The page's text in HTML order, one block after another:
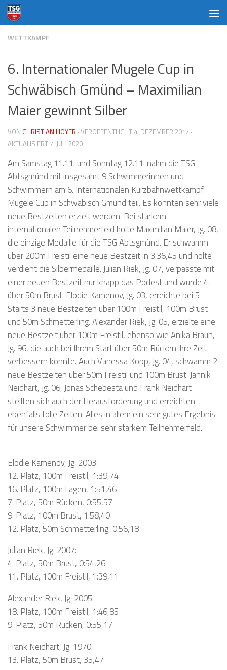
Zum Inhalt springen
WETTKAMPF
6. Internationaler Mugele Cup in
Schwäbisch Gmünd – Maximilian
Maier gewinnt Silber
VON CHRISTIAN HOYER · VERÖFFENTLICHT 4. DEZEMBER 2017 ·
AKTUALISIERT7. JULI 2020
Am Samstag 11.11. und Sonntag 12.11. nahm die TSG
Abtsgmünd mit insgesamt 9 Schwimmerinnen und
Schwimmern am 6. Internationalen Kurzbahnwettkampf
Mugele Cup in Schwäbisch Gmünd teil. Es konnten sehr viele
neue Bestzeiten erzielt werden. Bei starkem
internationalen Teilnehmerfeld holte Maximilian Maier, Jg. 08,
die einzige Medaille für die TSG Abtsgmünd. Er schwamm
über 200m Freistil eine neue Bestzeit in 3:36,45 und holte
verdient die Silbermedaille. Julian Riek, Jg. 07, verpasste mit
einer neuen Bestzeit nur knapp das Podest und wurde 4.
über 50m Brust. Elodie Kamenov, Jg. 03, erreichte bei 5
Starts 3 neue Bestzeiten über 100m Freistil, 100m Brust
und 50m Schmetterling. Alexander Riek, Jg. 05, erzielte eine
neue Bestzeit über 100m Freistil, ebenso wie Anika Braun,
Jg. 96, die auch bei Ihrem Start über 50m Rücken ihre Zeit
verbessern konnte. Auch Vanessa Kopp, Jg. 04, schwamm 2
neue Bestzeiten über 50m Freistil und 100m Brust. Jannik
Neidhart, Jg. 06, Jonas Schebesta und Frank Neidhart
stellten sich auch der Herausforderung und erreichten
ebenfalls tolle Zeiten. Alles in allem ein sehr gutes Ergebnis
für unsere Schwimmer bei sehr starkem Teilnehmerfeld.
Elodie Kamenov, Jg. 2003:
12. Platz, 100m Freistil, 1:39,74
16. Platz, 100m Lagen, 1:51,46
7. Platz, 50m Rücken, 0:55,57
9. Platz, 100m Brust, 1:58,40
12. Platz, 50m Schmetterling, 0:56,18
Julian Riek, Jg. 2007:
4. Platz, 50m Brust, 0:54,26
11. Platz, 100m Freistil, 1:39,11
Alexander Riek, Jg. 2005:
18. Platz, 100m Freistil, 1:46,85
9. Platz, 50m Rücken, 0:55,17
Frank Neidhart, Jg. 1970:
13. Platz, 50m Brust, 35,47